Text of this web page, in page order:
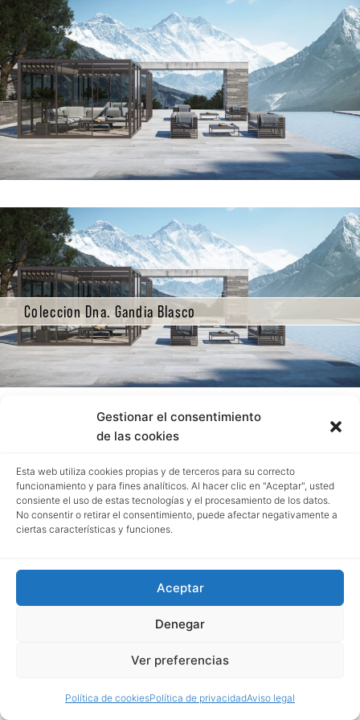
Gestionar el consentimiento
de las cookies
Esta web utiliza cookies propias y de terceros para su correcto
funcionamiento y para fines analíticos. Al hacer clic en "Aceptar", usted
consiente el uso de estas tecnologías y el procesamiento de los datos.
No consentir o retirar el consentimiento, puede afectar negativamente a
ciertas características y funciones.
Aceptar
Denegar
Ver preferencias
Política de cookiesPolítica de privacidadAviso legal
Coleccion Dna. Gandia Blasco